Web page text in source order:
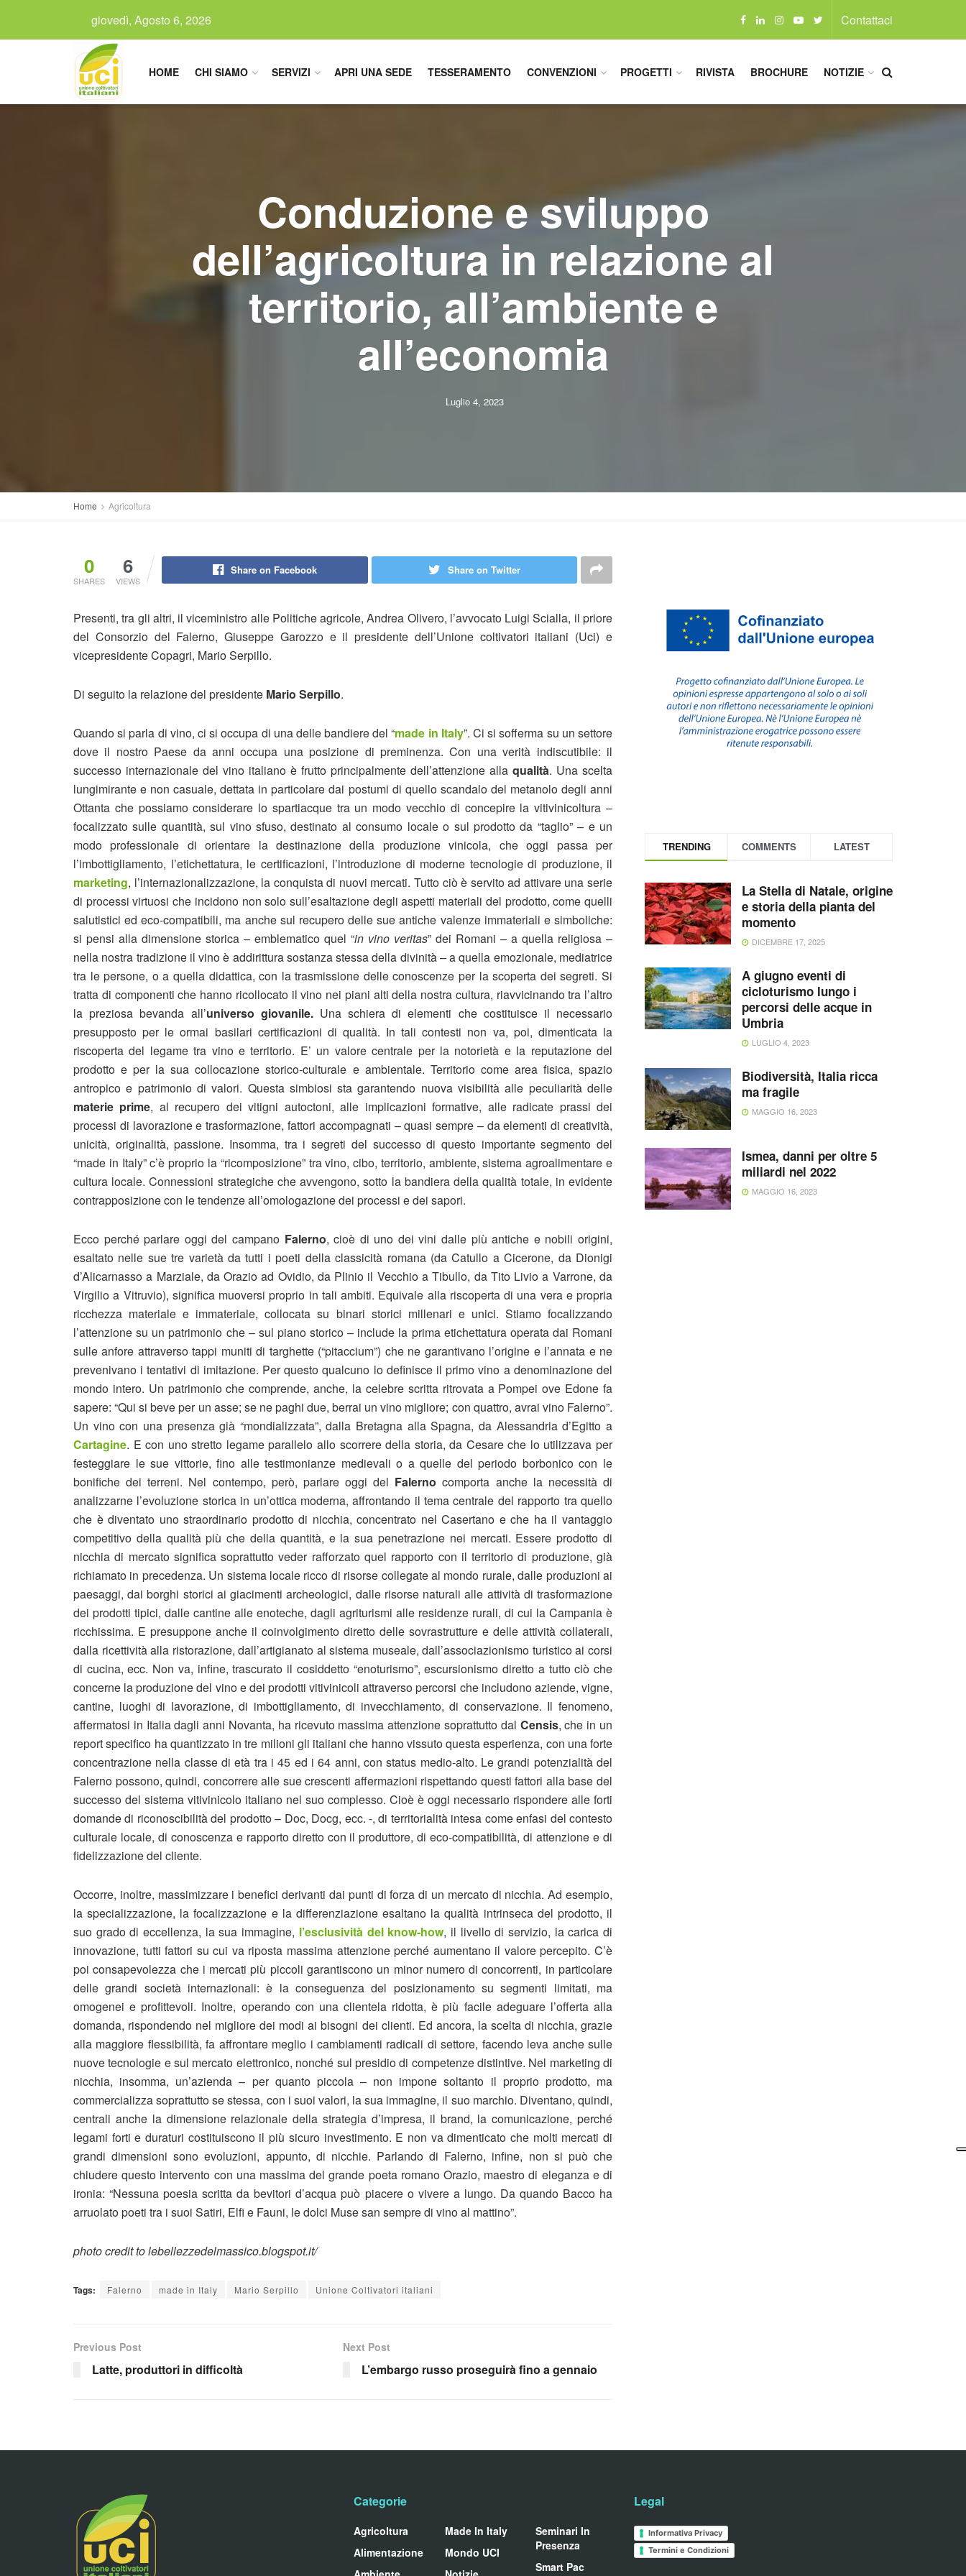
giovedì, Agosto 6, 2026 Contattaci
HOME CHI SIAMO SERVIZI APRI UNA SEDE TESSERAMENTO CONVENZIONI PROGETTI RIVISTA BROCHURE NOTIZIE
Conduzione e sviluppo
dell’agricoltura in relazione al
territorio, all’ambiente e
all’economia
Luglio 4, 2023
Home Agricoltura
0
SHARES
6
VIEWS
Share on Facebook Share on Twitter
Presenti, tra gli altri, il viceministro alle Politiche agricole, Andrea Olivero, l’avvocato Luigi Scialla, il priore
del Consorzio del Falerno, Giuseppe Garozzo e il presidente dell’Unione coltivatori italiani (Uci) e
vicepresidente Copagri, Mario Serpillo.
Di seguito la relazione del presidente Mario Serpillo.
Quando si parla di vino, ci si occupa di una delle bandiere del “made in Italy”. Ci si sofferma su un settore
dove il nostro Paese da anni occupa una posizione di preminenza. Con una verità indiscutibile: il
successo internazionale del vino italiano è frutto principalmente dell’attenzione alla qualità. Una scelta
lungimirante e non casuale, dettata in particolare dai postumi di quello scandalo del metanolo degli anni
Ottanta che possiamo considerare lo spartiacque tra un modo vecchio di concepire la vitivinicoltura –
focalizzato sulle quantità, sul vino sfuso, destinato al consumo locale o sul prodotto da “taglio” – e un
modo professionale di orientare la destinazione della produzione vinicola, che oggi passa per
l’imbottigliamento, l’etichettatura, le certificazioni, l’introduzione di moderne tecnologie di produzione, il
marketing, l’internazionalizzazione, la conquista di nuovi mercati. Tutto ciò è servito ad attivare una serie
di processi virtuosi che incidono non solo sull’esaltazione degli aspetti materiali del prodotto, come quelli
salutistici ed eco-compatibili, ma anche sul recupero delle sue antiche valenze immateriali e simboliche:
si pensi alla dimensione storica – emblematico quel “in vino veritas” dei Romani – a quella religiosa –
nella nostra tradizione il vino è addirittura sostanza stessa della divinità – a quella emozionale, mediatrice
tra le persone, o a quella didattica, con la trasmissione delle conoscenze per la scoperta dei segreti. Si
tratta di componenti che hanno ricollocato il vino nei piani alti della nostra cultura, riavvicinando tra l’altro
la preziosa bevanda all’universo giovanile.Una schiera di elementi che costituisce il necessario
presupposto per le ormai basilari certificazioni di qualità. In tali contesti non va, poi, dimenticata la
riscoperta del legame tra vino e territorio. E’ un valore centrale per la notorietà e la reputazione del
prodotto e per la sua collocazione storico-culturale e ambientale. Territorio come area fisica, spazio
antropico e patrimonio di valori. Questa simbiosi sta garantendo nuova visibilità alle peculiarità delle
materie prime, al recupero dei vitigni autoctoni, alle implicazioni formative, alle radicate prassi dei
processi di lavorazione e trasformazione, fattori accompagnati – quasi sempre – da elementi di creatività,
unicità, originalità, passione. Insomma, tra i segreti del successo di questo importante segmento del
“made in Italy” c’è proprio la “ricomposizione” tra vino, cibo, territorio, ambiente, sistema agroalimentare e
cultura locale. Connessioni strategiche che avvengono, sotto la bandiera della qualità totale, in evidente
contrapposizione con le tendenze all’omologazione dei processi e dei sapori.
Ecco perché parlare oggi del campano Falerno, cioè di uno dei vini dalle più antiche e nobili origini,
esaltato nelle sue tre varietà da tutti i poeti della classicità romana (da Catullo a Cicerone, da Dionigi
d’Alicarnasso a Marziale, da Orazio ad Ovidio, da Plinio il Vecchio a Tibullo, da Tito Livio a Varrone, da
Virgilio a Vitruvio), significa muoversi proprio in tali ambiti. Equivale alla riscoperta di una vera e propria
ricchezza materiale e immateriale, collocata su binari storici millenari e unici. Stiamo focalizzando
l’attenzione su un patrimonio che – sul piano storico – include la prima etichettatura operata dai Romani
sulle anfore attraverso tappi muniti di targhette (“pitaccium”) che ne garantivano l’origine e l’annata e ne
prevenivano i tentativi di imitazione. Per questo qualcuno lo definisce il primo vino a denominazione del
mondo intero. Un patrimonio che comprende, anche, la celebre scritta ritrovata a Pompei ove Edone fa
sapere: “Qui si beve per un asse; se ne paghi due, berrai un vino migliore; con quattro, avrai vino Falerno”.
Un vino con una presenza già “mondializzata”, dalla Bretagna alla Spagna, da Alessandria d’Egitto a
Cartagine. E con uno stretto legame parallelo allo scorrere della storia, da Cesare che lo utilizzava per
festeggiare le sue vittorie, fino alle testimonianze medievali o a quelle del periodo borbonico con le
bonifiche dei terreni. Nel contempo, però, parlare oggi del Falernocomporta anche la necessità di
analizzarne l’evoluzione storica in un’ottica moderna, affrontando il tema centrale del rapporto tra quello
che è diventato uno straordinario prodotto di nicchia, concentrato nel Casertano e che ha il vantaggio
competitivo della qualità più che della quantità, e la sua penetrazione nei mercati. Essere prodotto di
nicchia di mercato significa soprattutto veder rafforzato quel rapporto con il territorio di produzione, già
richiamato in precedenza. Un sistema locale ricco di risorse collegate al mondo rurale, dalle produzioni ai
paesaggi, dai borghi storici ai giacimenti archeologici, dalle risorse naturali alle attività di trasformazione
dei prodotti tipici, dalle cantine alle enoteche, dagli agriturismi alle residenze rurali, di cui la Campania è
ricchissima. E presuppone anche il coinvolgimento diretto delle sovrastrutture e delle attività collaterali,
dalla ricettività alla ristorazione, dall’artigianato al sistema museale, dall’associazionismo turistico ai corsi
di cucina, ecc. Non va, infine, trascurato il cosiddetto “enoturismo”, escursionismo diretto a tutto ciò che
concerne la produzione del vino e dei prodotti vitivinicoli attraverso percorsi che includono aziende, vigne,
cantine, luoghi di lavorazione, di imbottigliamento, di invecchiamento, di conservazione. Il fenomeno,
affermatosi in Italia dagli anni Novanta, ha ricevuto massima attenzione soprattutto dal Censis, che in un
report specifico ha quantizzato in tre milioni gli italiani che hanno vissuto questa esperienza, con una forte
concentrazione nella classe di età tra i 45 ed i 64 anni, con status medio-alto. Le grandi potenzialità del
Falerno possono, quindi, concorrere alle sue crescenti affermazioni rispettando questi fattori alla base del
successo del sistema vitivinicolo italiano nel suo complesso. Cioè è oggi necessario rispondere alle forti
domande di riconoscibilità del prodotto – Doc, Docg, ecc. -, di territorialità intesa come enfasi del contesto
culturale locale, di conoscenza e rapporto diretto con il produttore, di eco-compatibilità, di attenzione e di
fidelizzazione del cliente.
Occorre, inoltre, massimizzare i benefici derivanti dai punti di forza di un mercato di nicchia. Ad esempio,
la specializzazione, la focalizzazione e la differenziazione esaltano la qualità intrinseca del prodotto, il
suo grado di eccellenza, la sua immagine, l’esclusività del know-how, il livello di servizio, la carica di
innovazione, tutti fattori su cui va riposta massima attenzione perché aumentano il valore percepito. C’è
poi consapevolezza che i mercati più piccoli garantiscono un minor numero di concorrenti, in particolare
delle grandi società internazionali: è la conseguenza del posizionamento su segmenti limitati, ma
omogenei e profittevoli. Inoltre, operando con una clientela ridotta, è più facile adeguare l’offerta alla
domanda, rispondendo nel migliore dei modi ai bisogni dei clienti. Ed ancora, la scelta di nicchia, grazie
alla maggiore flessibilità, fa affrontare meglio i cambiamenti radicali di settore, facendo leva anche sulle
nuove tecnologie e sul mercato elettronico, nonché sul presidio di competenze distintive. Nel marketing di
nicchia, insomma, un’azienda – per quanto piccola – non impone soltanto il proprio prodotto, ma
commercializza soprattutto se stessa, con i suoi valori, la sua immagine, il suo marchio. Diventano, quindi,
centrali anche la dimensione relazionale della strategia d’impresa, il brand, la comunicazione, perché
legami forti e duraturi costituiscono il più sicuro investimento. E non va dimenticato che molti mercati di
grandi dimensioni sono evoluzioni, appunto, di nicchie. Parlando di Falerno, infine, non si può che
chiudere questo intervento con una massima del grande poeta romano Orazio, maestro di eleganza e di
ironia: “Nessuna poesia scritta da bevitori d’acqua può piacere o vivere a lungo. Da quando Bacco ha
arruolato poeti tra i suoi Satiri, Elfi e Fauni, le dolci Muse san sempre di vino al mattino”.
photo credit to lebellezzedelmassico.blogspot.it/
Tags: Falerno made in Italy Mario Serpillo Unione Coltivatori italiani
Previous Post
Latte, produttori in difficoltà
Next Post
L’embargo russo proseguirà fino a gennaio
TRENDING COMMENTS LATEST
La Stella di Natale, origine
e storia della pianta del
momento
DICEMBRE 17, 2025
A giugno eventi di
cicloturismo lungo i
percorsi delle acque in
Umbria
LUGLIO 4, 2023
Biodiversità, Italia ricca
ma fragile
MAGGIO 16, 2023
Ismea, danni per oltre 5
miliardi nel 2022
MAGGIO 16, 2023
Categorie
Agricoltura
Alimentazione
Made In Italy
Mondo UCI
Seminari In
Presenza
Smart Pac
Legal
Informativa Privacy
Termini e Condizioni